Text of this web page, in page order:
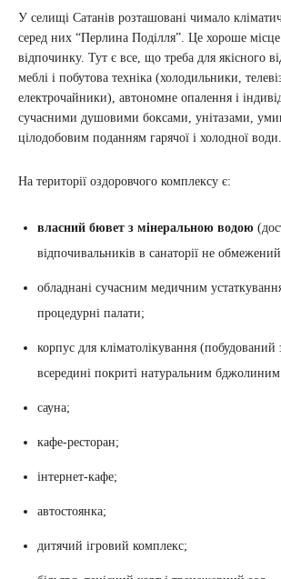
У селищі Сатанів розташовані чимало
серед них “Перлина Поділля”. Це хороше
відпочинку. Тут є все, що треба для якісного
меблі і побутова техніка (холодильники,
електрочайники), автономне опалення і
сучасними душовими боксами, унітазами,
цілодобовим поданням гарячої і холодної води.
На території оздоровчого комплексу є:
власний бювет з мінеральною водою
відпочивальників в санаторії не
обладнані сучасним медичним
процедурні палати;
корпус для кліматолікування (побудований
всередині покриті натуральним
сауна;
кафе-ресторан;
інтернет-кафе;
автостоянка;
дитячий ігровий комплекс;